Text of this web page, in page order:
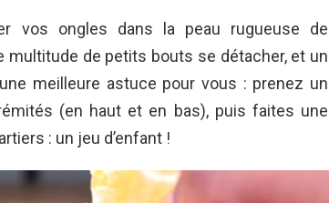
vos ongles dans la peau rugueuse de
multitude de petits bouts se détacher, et un
meilleure astuce pour vous : prenez un
(en haut et en bas), puis faites une
: un jeu d’enfant !